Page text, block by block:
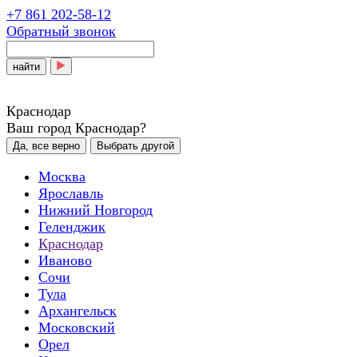
+7 861 202-58-12
Обратный звонок
найти
Краснодар
Ваш город Краснодар?
Да, все верно Выбрать другой
Москва
Ярославль
Нижний Новгород
Геленджик
Краснодар
Иваново
Сочи
Тула
Архангельск
Московский
Орел